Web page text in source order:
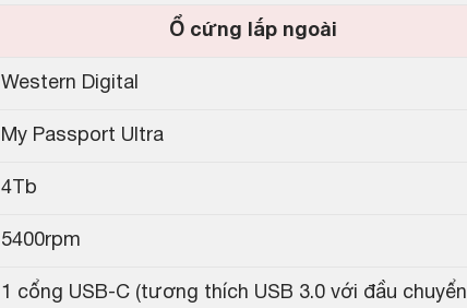
Ổ cứng lắp ngoài
Western Digital
My Passport Ultra
4Tb
5400rpm
1 cổng USB-C (tương thích USB 3.0 với đầu chuyển